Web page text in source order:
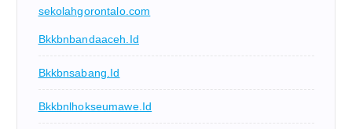
sekolahgorontalo.com
Bkkbnbandaaceh.id
Bkkbnsabang.id
Bkkbnlhokseumawe.id